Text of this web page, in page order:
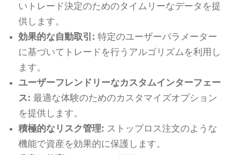
いトレード決定のためのタイムリーなデータを提
供します。
効果的な自動取引: 特定のユーザーパラメーター
に基づいてトレードを行うアルゴリズムを利用し
ます。
ユーザーフレンドリーなカスタムインターフェー
ス: 最適な体験のためのカスタマイズオプション
を提供します。
積極的なリスク管理: ストップロス注文のような
機能で資産を効果的に保護します。